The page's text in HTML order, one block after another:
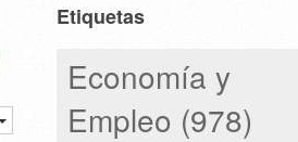
Etiquetas
Economía y
Empleo (978)